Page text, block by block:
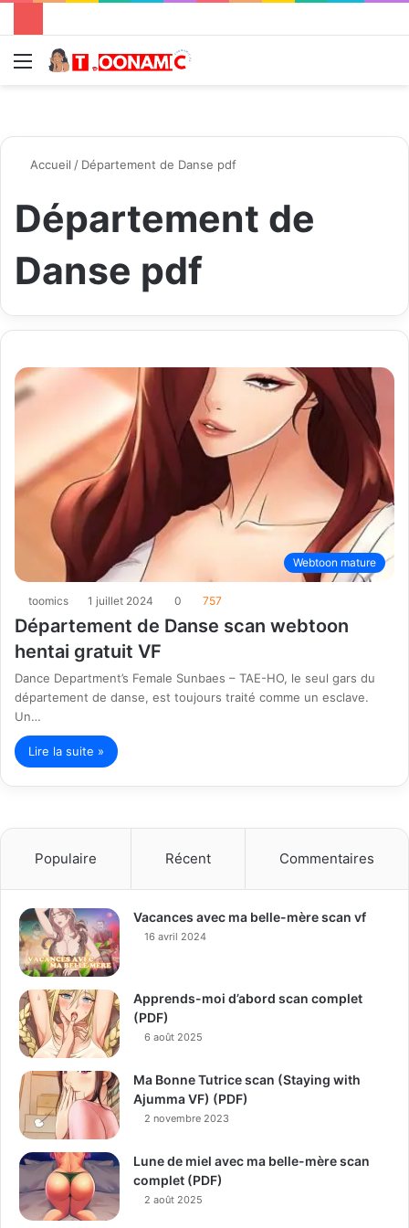
Menu
Accueil / Département de Danse pdf
Département de
Danse pdf
Webtoon mature
toomics 1 juillet 2024 0 757
Département de Danse scan webtoon
hentai gratuit VF
Dance Department’s Female Sunbaes – TAE-HO, le seul gars du
département de danse, est toujours traité comme un esclave.
Un…
Lire la suite »
Populaire Récent Commentaires
Vacances avec ma belle-mère scan vf
16 avril 2024
Apprends-moi d’abord scan complet
(PDF)
6 août 2025
Ma Bonne Tutrice scan (Staying with
Ajumma VF) (PDF)
2 novembre 2023
Lune de miel avec ma belle-mère scan
complet (PDF)
2 août 2025